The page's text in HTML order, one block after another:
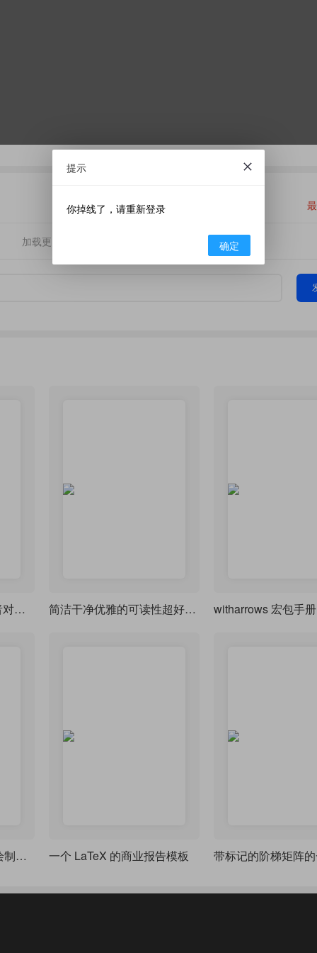
加载更多
Subook——一位开发者对完美书籍排版的浪漫追寻 简洁干净优雅的可读性超好的 LaTeX 文档模版
用tkz-fct实现函数图像绘制及注 一个 LaTeX 的商业报告模板 带标记的阶梯矩阵
提示
你掉线了，请重新登录
确定